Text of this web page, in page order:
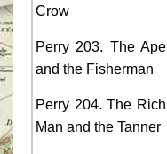
Crow
Perry 203. The Ape
and the Fisherman
Perry 204. The Rich
Man and the Tanner